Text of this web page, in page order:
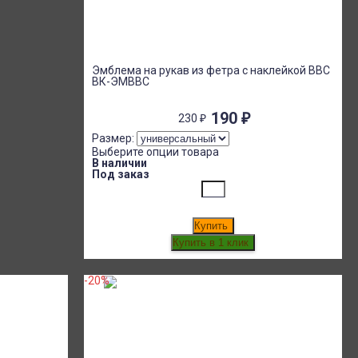
Эмблема на рукав из фетра с наклейкой ВВС
ВК-ЭМВВС
230₽ 190₽
Размер:
Выберите опции товара
В наличии
Под заказ
Купить
-20%